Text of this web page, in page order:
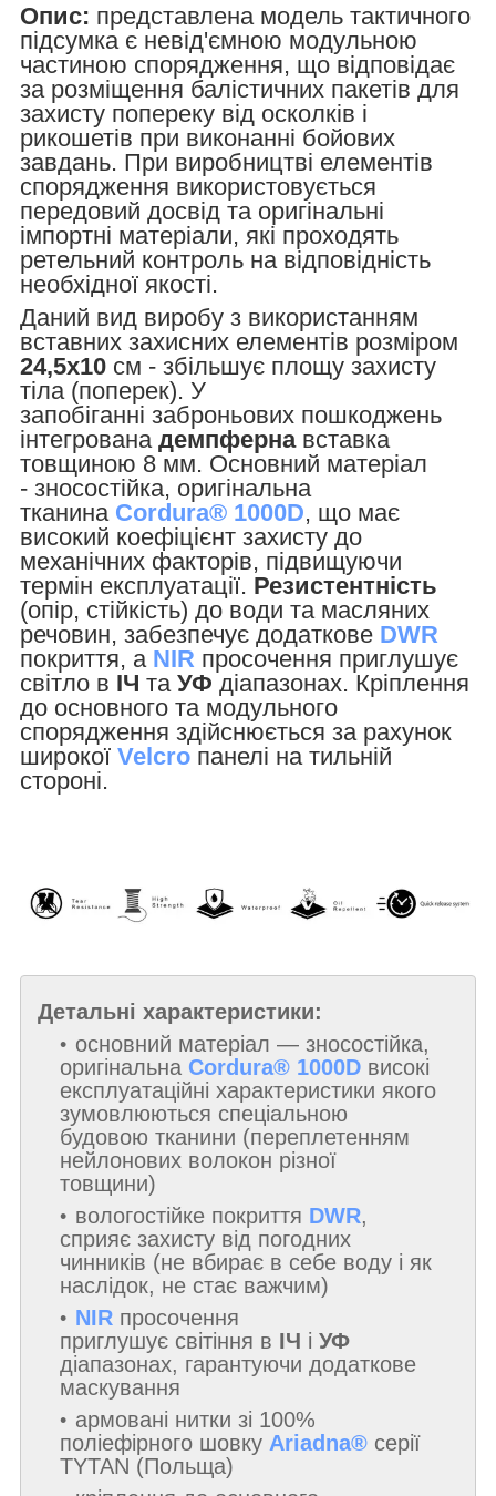
Опис: представлена модель тактичного
підсумка є невід'ємною модульною
частиною спорядження, що відповідає
за розміщення балістичних пакетів для
захисту попереку від осколків і
рикошетів при виконанні бойових
завдань. При виробництві елементів
спорядження використовується
передовий досвід та оригінальні
імпортні матеріали, які проходять
ретельний контроль на відповідність
необхідної якості.
Даний вид виробу з використанням
вставних захисних елементів розміром
24,5х10 см - збільшує площу захисту
тіла (поперек). У
запобіганні заброньових пошкоджень
інтегрована демпфернавставка
товщиною 8 мм. Основний матеріал
- зносостійка, оригінальна
тканина Cordura® 1000D, що має
високий коефіцієнт захисту до
механічних факторів, підвищуючи
термін експлуатації. Резистентність
(опір, стійкість) до води та масляних
речовин, забезпечує додаткове DWR
покриття, а NIR просочення приглушує
світло в ІЧ та УФ діапазонах. Кріплення
до основного та модульного
спорядження здійснюється за рахунок
широкої Velcro панелі на тильній
стороні.
Детальні характеристики:
основний матеріал — зносостійка,
оригінальна Cordura® 1000D високі
експлуатаційні характеристики якого
зумовлюються спеціальною
будовою тканини (переплетенням
нейлонових волокон різної
товщини)
вологостійке покриття DWR,
сприяє захисту від погодних
чинників (не вбирає в себе воду і як
наслідок, не стає важчим)
NIR просочення
приглушує світіння в ІЧ і УФ
діапазонах, гарантуючи додаткове
маскування
армовані нитки зі 100%
поліефірного шовку Ariadna® серії
TYTAN (Польща)